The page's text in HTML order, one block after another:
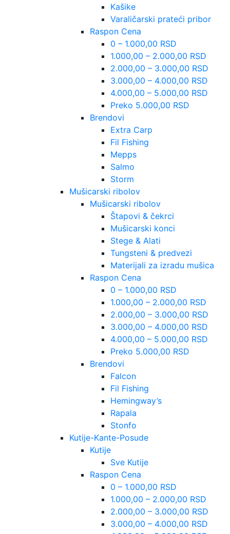
Kašike
Varaličarski prateći pribor
Raspon Cena
0 – 1.000,00 RSD
1.000,00 – 2.000,00 RSD
2.000,00 – 3.000,00 RSD
3.000,00 – 4.000,00 RSD
4.000,00 – 5.000,00 RSD
Preko 5.000,00 RSD
Brendovi
Extra Carp
Fil Fishing
Mepps
Salmo
Storm
Mušicarski ribolov
Mušicarski ribolov
Štapovi & čekrci
Mušicarski konci
Stege & Alati
Tungsteni & predvezi
Materijali za izradu mušica
Raspon Cena
0 – 1.000,00 RSD
1.000,00 – 2.000,00 RSD
2.000,00 – 3.000,00 RSD
3.000,00 – 4.000,00 RSD
4.000,00 – 5.000,00 RSD
Preko 5.000,00 RSD
Brendovi
Falcon
Fil Fishing
Hemingway’s
Rapala
Stonfo
Kutije-Kante-Posude
Kutije
Sve Kutije
Raspon Cena
0 – 1.000,00 RSD
1.000,00 – 2.000,00 RSD
2.000,00 – 3.000,00 RSD
3.000,00 – 4.000,00 RSD